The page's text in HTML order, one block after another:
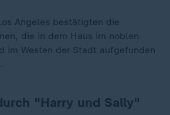
Angeles bestätigten die
die in dem Haus im noblen
im Westen der Stadt aufgefunden
"Harry und Sally"